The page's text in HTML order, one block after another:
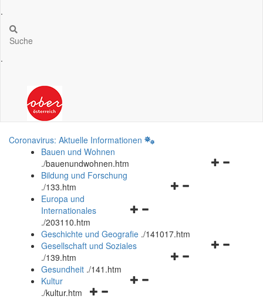
.
Suche
.
Coronavirus: Aktuelle Informationen
Bauen und Wohnen
./bauenundwohnen.htm
Navigationsmenü
Bildung und Forschung
./133.htm
Navigationsmenü
und
schließen
Europa und
Internationales
./203110.htm
Geschichte und Geografie ./141017.htm
Navigationsmenü
Gesellschaft und Soziales
./139.htm
Navigationsmenü
Gesundheit ./141.htm
Navigationsmenü
Kultur
./kultur.htm